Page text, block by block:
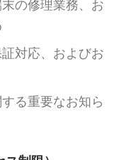
の修理業務、お
対応、およびお
る重要なお知ら